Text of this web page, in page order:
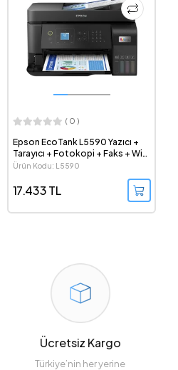
( 0 )
Epson EcoTank L5590 Yazıcı +
Tarayıcı + Fotokopi + Faks + Wi-
Fi Mürekkep Tanklı All-in-One
Ürün Kodu: L5590
17.433 TL
Ücretsiz Kargo
Türkiye’nin her yerine